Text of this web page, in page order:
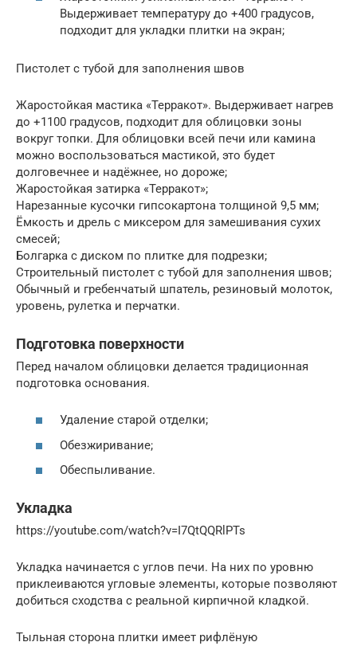
Выдерживает температуру до +400 градусов,
подходит для укладки плитки на экран;
Пистолет с тубой для заполнения швов
Жаростойкая мастика «Терракот». Выдерживает нагрев
до +1100 градусов, подходит для облицовки зоны
вокруг топки. Для облицовки всей печи или камина
можно воспользоваться мастикой, это будет
долговечнее и надёжнее, но дороже;
Жаростойкая затирка «Терракот»;
Нарезанные кусочки гипсокартона толщиной 9,5 мм;
Ёмкость и дрель с миксером для замешивания сухих
смесей;
Болгарка с диском по плитке для подрезки;
Строительный пистолет с тубой для заполнения швов;
Обычный и гребенчатый шпатель, резиновый молоток,
уровень, рулетка и перчатки.
Подготовка поверхности
Перед началом облицовки делается традиционная
подготовка основания.
Удаление старой отделки;
Обезжиривание;
Обеспыливание.
Укладка
https://youtube.com/watch?v=I7QtQQRlPTs
Укладка начинается с углов печи. На них по уровню
приклеиваются угловые элементы, которые позволяют
добиться сходства с реальной кирпичной кладкой.
Тыльная сторона плитки имеет рифлёную